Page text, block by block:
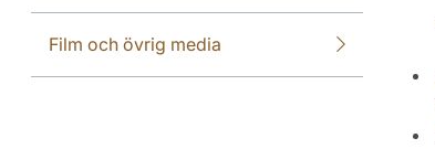
Film och övrig media